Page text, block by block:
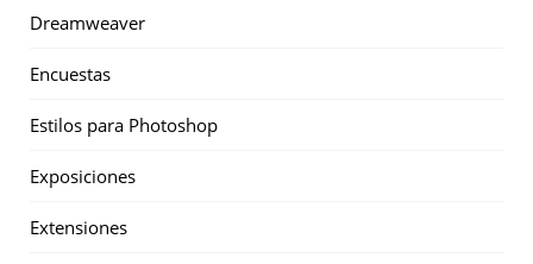
Dreamweaver
Encuestas
Estilos para Photoshop
Exposiciones
Extensiones